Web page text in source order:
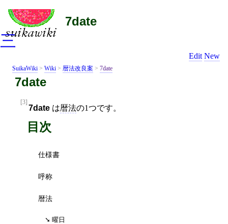
7date
Edit New
SuikaWiki > Wiki > 暦法改良案 > 7date
7date
[3]
7date は暦法の1つです。
目次
仕様書
呼称
暦法
曜日
三